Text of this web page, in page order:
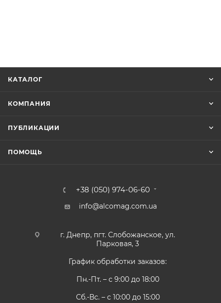
КАТАЛОГ
КОМПАНИЯ
ПУБЛИКАЦИИ
ПОМОЩЬ
+38 (050) 974-06-60
info@alcomag.com.ua
г. Днепр, пгт. Слобожанское, ул.
Парковая, 3
График обработки заказов:
Пн.-Пт. – с 9:00 до 18:00
Сб.-Вс. – с 10:00 до 15:00